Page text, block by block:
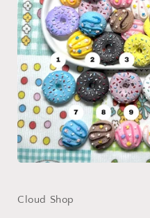
1
Cloud Shop